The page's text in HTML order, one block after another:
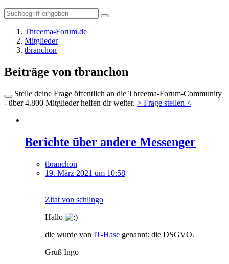
Threema-Forum.de
Mitglieder
tbranchon
Beiträge von tbranchon
Stelle deine Frage öffentlich an die Threema-Forum-Community
- über 4.800 Mitglieder helfen dir weiter. > Frage stellen <
Berichte über andere Messenger
tbranchon
19. März 2021 um 10:58
Zitat von schlingo
Hallo
die wurde von IT-Hase genannt: die DSGVO.
Gruß Ingo